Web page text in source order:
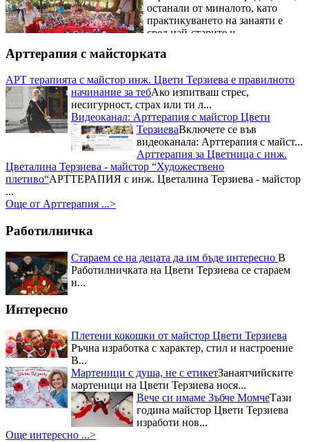
практикуването на занаяти е
сред най-старите ч...
Рибните изкушения на
майстор Цвети Терзиева
плетивата Цвети Терзиева е
готова да експериментира с
всякакви вкусове и рецепти. Тя
бе н...
Националният събор на овцевъдите в България и майстор
Цвети ТерзиеваЗапомнящо се
преживявание с майстор Цвети
Терзиева за почитателите на
народния бит, творчество и
успешно възраждане на
традициите в област...
Първо място в Кулинарния
място в Кулинарния конкурс –
"Ястия от чесън" на Пра...
Цвети Терзиева на Първия
национален „Фестивал на ореха”Журито в състав -
финалистите от Hell`s Kitchen и
гостите на празника останаха
изумени от „Селския сладък
Арттерапия с майсторката
АРТ терапията с майстор инж. Цвети Терзиева е правилното
начинание за тебАко изпитваш стрес,
несигурност, страх или ти л...
Видеоканал: Арттерапия с майстор Цвети
ТерзиеваВключете се във
видеоканала: Арттерапия с майст...
Арттерапия за Цветница с инж.
Цветалина Терзиева - майстор “Художествено
плетиво“АРТТЕРАПИЯ с инж. Цветалина Терзиева - майстор
...
Още от Арттерапия ...>
Работилничка
Стараем се на децата да им бъде интересно В
Работилничката на Цвети Терзиева се стараем
н...
Интересно
Плетени кокошки от майстор Цвети Терзиева
Ръчна изработка с характер, стил и настроение
В...
Мартеници с душа, не с етикетЗанаятчийските
мартеници на Цвети Терзиева нося...
Вече си имаме Зъбче МомчеТази
година майстор Цвети Терзиева
изработи нов...
Още интересно ...>